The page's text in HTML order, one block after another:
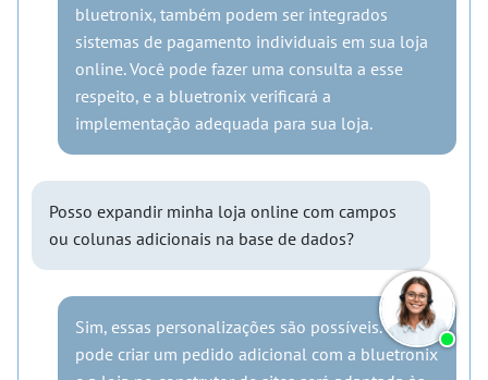
bluetronix, também podem ser integrados
sistemas de pagamento individuais em sua loja
online. Você pode fazer uma consulta a esse
respeito, e a bluetronix verificará a
implementação adequada para sua loja.
Posso expandir minha loja online com campos
ou colunas adicionais na base de dados?
Sim, essas personalizações são possíveis. Você
pode criar um pedido adicional com a bluetronix